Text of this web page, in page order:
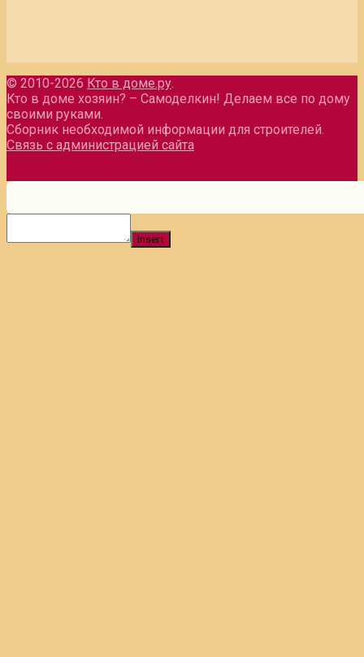
© 2010-2026 Кто в доме.ру.
Кто в доме хозяин? – Самоделкин! Делаем все по дому
своими руками.
Сборник необходимой информации для строителей.
Связь с администрацией сайта
Insert